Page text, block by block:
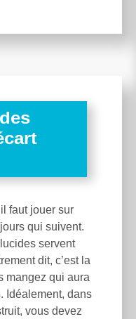
faut jouer sur
qui suivent.
servent
dit, c’est la
mangez qui aura
Idéalement, dans
vous devez